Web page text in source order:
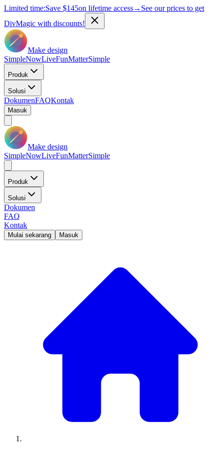
Limited time:Save $145on lifetime access→ See our prices to get
DivMagic with discounts!
Make design
SimpleNowLiveFunMatterSimple
Produk
Solusi
DokumenFAQKontak
Masuk
Make design
SimpleNowLiveFunMatterSimple
Produk
Solusi
Dokumen
FAQ
Kontak
Mulai sekarang Masuk